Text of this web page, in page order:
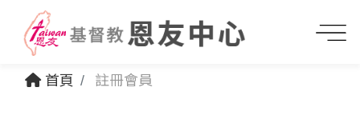
首頁 註冊會員